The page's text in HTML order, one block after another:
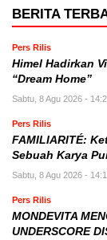
BERITA
Pers Rilis
Himel Hadirkan
“Dream Home”
Sabtu, 8 Agu 2026 -
Pers Rilis
FAMILIARITÉ:
Sebuah Karya
Sabtu, 8 Agu 2026 -
Pers Rilis
MONDEVITA
UNDERSCORE